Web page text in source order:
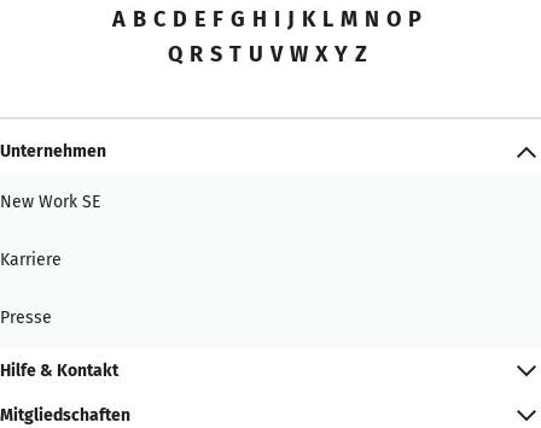
A B C D E F G H I J K L M N O P
Q R S T U V W X Y Z
Unternehmen
New Work SE
Karriere
Presse
Hilfe & Kontakt
Mitgliedschaften